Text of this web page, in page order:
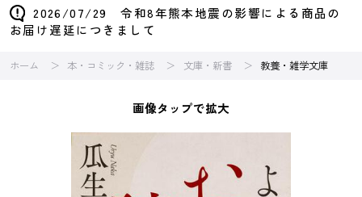
2026/07/29 令和8年熊本地震の影響による商品の
お届け遅延につきまして
ホーム 本・コミック・雑誌 文庫・新書 教養・雑学文庫
画像タップで拡大